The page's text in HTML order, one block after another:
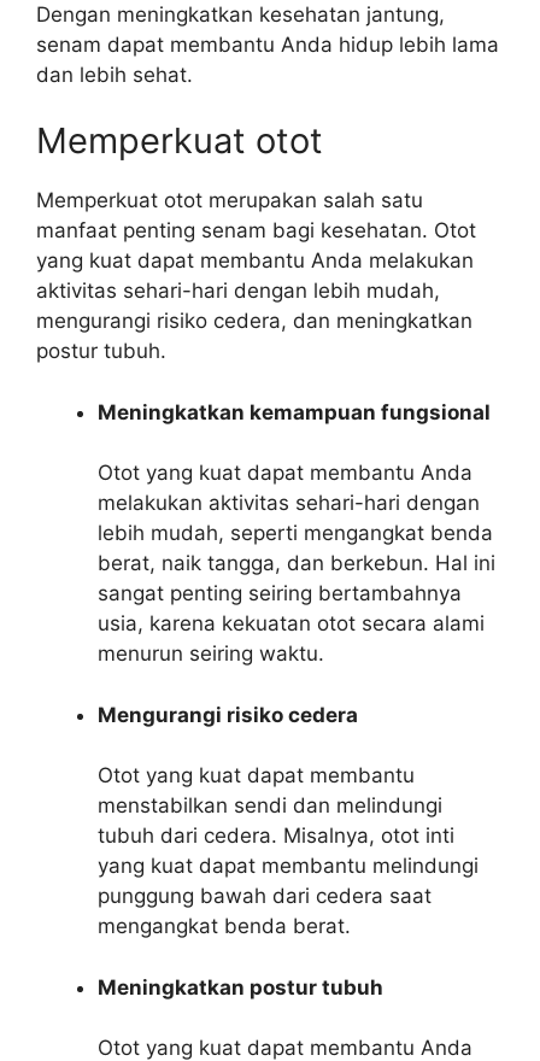
Dengan meningkatkan kesehatan jantung,
senam dapat membantu Anda hidup lebih lama
dan lebih sehat.
Memperkuat otot
Memperkuat otot merupakan salah satu
manfaat penting senam bagi kesehatan. Otot
yang kuat dapat membantu Anda melakukan
aktivitas sehari-hari dengan lebih mudah,
mengurangi risiko cedera, dan meningkatkan
postur tubuh.
Meningkatkan kemampuan fungsional
Otot yang kuat dapat membantu Anda
melakukan aktivitas sehari-hari dengan
lebih mudah, seperti mengangkat benda
berat, naik tangga, dan berkebun. Hal ini
sangat penting seiring bertambahnya
usia, karena kekuatan otot secara alami
menurun seiring waktu.
Mengurangi risiko cedera
Otot yang kuat dapat membantu
menstabilkan sendi dan melindungi
tubuh dari cedera. Misalnya, otot inti
yang kuat dapat membantu melindungi
punggung bawah dari cedera saat
mengangkat benda berat.
Meningkatkan postur tubuh
Otot yang kuat dapat membantu Anda